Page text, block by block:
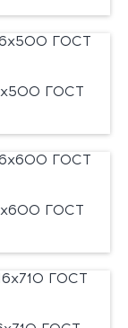
ГОСТ
ГОСТ